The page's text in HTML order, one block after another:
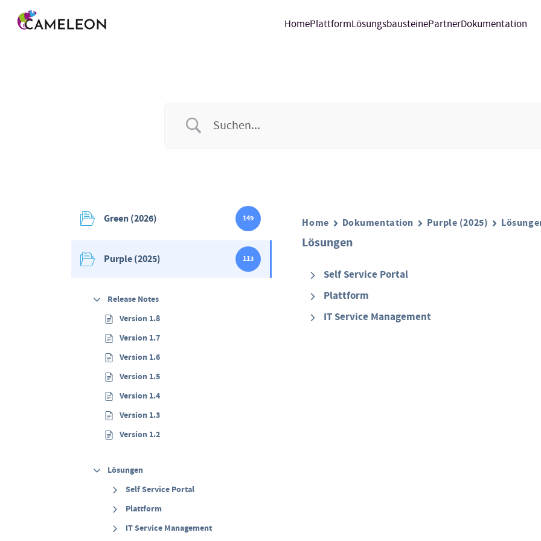
Menü überspringen
HomePlattformLösungsbausteinePartnerDokumentation
Green (2026) 149
Purple (2025) 113
Release Notes
Version 1.8
Version 1.7
Version 1.6
Version 1.5
Version 1.4
Version 1.3
Version 1.2
Lösungen
Self Service Portal
Plattform
IT Service Management
Home Dokumentation Purple (2025)
Lösungen
Self Service Portal
Plattform
IT Service Management